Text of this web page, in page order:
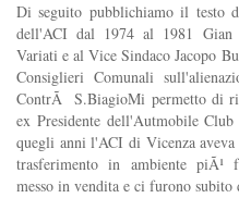
Di seguito pubblichiamo il testo
dell'ACI dal 1974 al 1981 Gian
Variati e al Vice Sindaco Jacopo
Consiglieri Comunali
ContrÃ S.BiagioMi permetto di
ex Presidente dell'Autmobile
quegli anni l'ACI di Vicenza
trasferimento in ambiente piÃ¹
messo in vendita e ci furono subito